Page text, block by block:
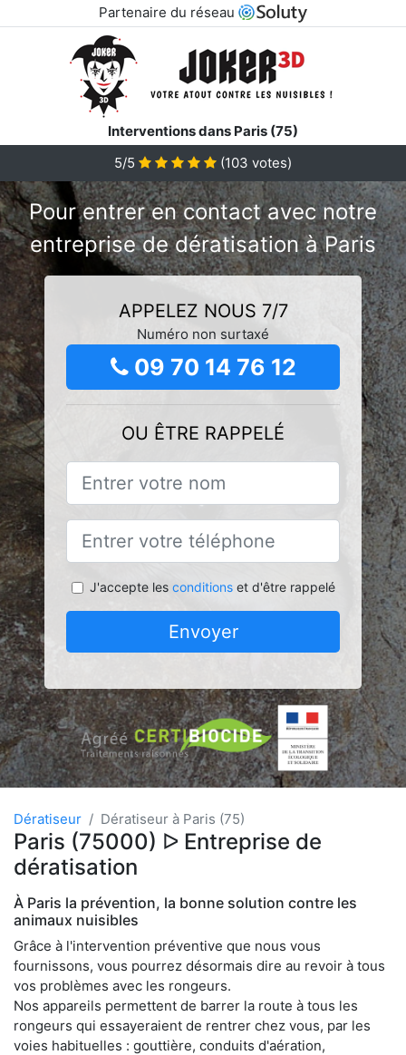
Partenaire du réseau
Interventions dans Paris (75)
5/5
(103 votes)
Pour entrer en contact avec notre
entreprise de dératisation à Paris
APPELEZ NOUS 7/7
Numéro non surtaxé
09 70 14 76 12
OU ÊTRE RAPPELÉ
J'accepte les conditionset d'être rappelé
Envoyer
Dératiseur Dératiseur à Paris (75)
Paris (75000) ᐅ Entreprise de
dératisation
À Paris la prévention, la bonne solution contre les
animaux nuisibles
Grâce à l'intervention préventive que nous vous
fournissons, vous pourrez désormais dire au revoir à tous
vos problèmes avec les rongeurs.
Nos appareils permettent de barrer la route à tous les
rongeurs qui essayeraient de rentrer chez vous, par les
voies habituelles : gouttière, conduits d'aération,